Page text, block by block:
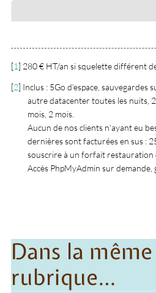
[1] 280 € HT/an si squelette différent
[2] Inclus : 5Go d’espace,
autre datacenter toutes les nuits,
mois, 2 mois.
Aucun de nos clients n’ayant eu
dernières sont facturées en sus :
souscrire à un forfait restauration
Accès PhpMyAdmin sur demande,
Dans la même
rubrique…